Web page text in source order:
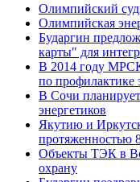
Олимпийский
Олимпийская
Бударгин
карты" для
В 2014 году
по профилактике
В Сочи
энергетиков
Якутию и
протяженностью
Объекты ТЭК в
охрану